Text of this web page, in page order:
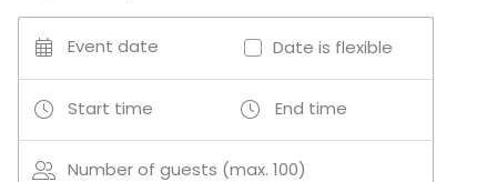
Event date Date is flexible
Start time End time
Number of guests (max. 100)